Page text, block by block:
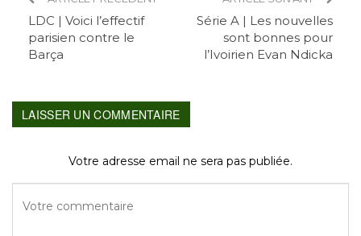
LDC | Voici l’effectif
parisien contre le
Barça
Série A | Les nouvelles
sont bonnes pour
l’Ivoirien Evan Ndicka
LAISSER UN COMMENTAIRE
Votre adresse email ne sera pas publiée.